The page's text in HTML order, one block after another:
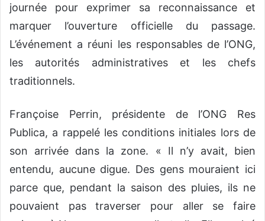
journée pour exprimer sa reconnaissance et
marquer l’ouverture officielle du passage.
L’événement a réuni les responsables de l’ONG,
les autorités administratives et les chefs
traditionnels.
Françoise Perrin, présidente de l’ONG Res
Publica, a rappelé les conditions initiales lors de
son arrivée dans la zone. « Il n’y avait, bien
entendu, aucune digue. Des gens mouraient ici
parce que, pendant la saison des pluies, ils ne
pouvaient pas traverser pour aller se faire